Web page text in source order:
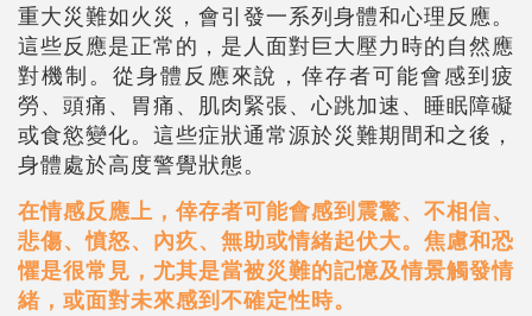
重大災難如火災，會引發一系列身體和心理反應。
這些反應是正常的，是人面對巨大壓力時的自然應
對機制。從身體反應來說，倖存者可能會感到疲
勞、頭痛、胃痛、肌肉緊張、心跳加速、睡眠障礙
或食慾變化。這些症狀通常源於災難期間和之後，
身體處於高度警覺狀態。
在情感反應上，倖存者可能會感到震驚、不相信、
悲傷、憤怒、內疚、無助或情緒起伏大。焦慮和恐
懼是很常見，尤其是當被災難的記憶及情景觸發情
緒，或面對未來感到不確定性時。